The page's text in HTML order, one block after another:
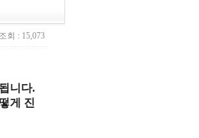
조회 : 15,073
니다.
게 진